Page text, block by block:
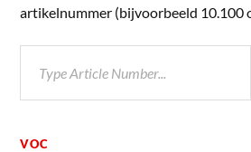
VOC
artikelnummer (bijvoorbeeld 10.100